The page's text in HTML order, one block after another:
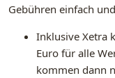
Gebühren einfach
Inklusive Xetra
Euro für alle
kommen dann